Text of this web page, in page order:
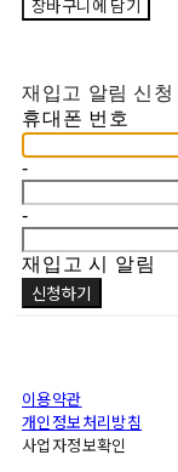
장바구니에 담기
재입고 알림 신청
휴대폰 번호
-
-
재입고 시 알림
신청하기
이용약관
개인정보처리방침
사업자정보확인